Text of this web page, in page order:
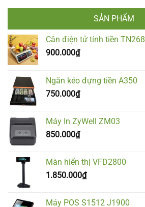
SẢN PHẨM
Cân điện tử tính tiền TN268
900.000₫
Ngăn kéo đựng tiền A350
750.000₫
Máy In ZyWell ZM03
850.000₫
Màn hiển thị VFD2800
1.850.000₫
Máy POS S1512 J1900